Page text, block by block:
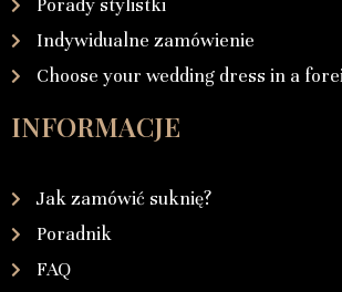
Porady stylistki
Indywidualne zamówienie
Choose your wedding dress in a
INFORMACJE
Jak zamówić suknię?
Poradnik
FAQ